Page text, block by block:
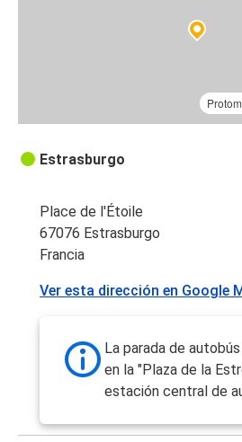
Estrasburgo
Place de l'Étoile
67076 Estrasburgo
Francia
Ver esta dirección en Google
La parada de
en la "Plaza de la
estación central de